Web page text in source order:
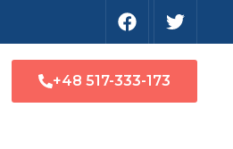
+48 517-333-173